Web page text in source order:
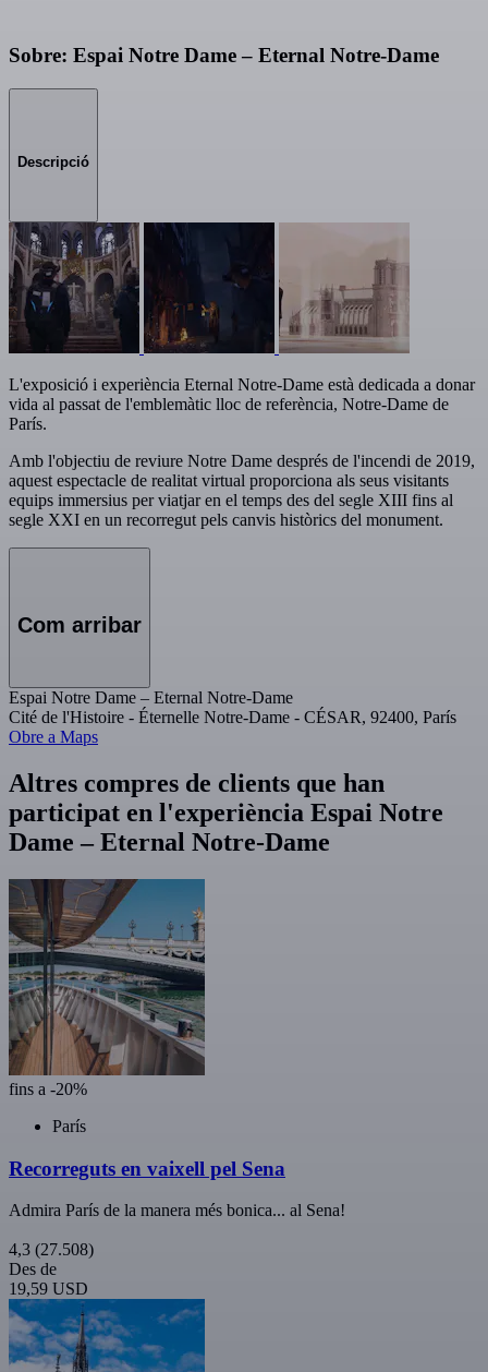
Sobre: Espai Notre Dame – Eternal Notre-Dame
Descripció
L'exposició i experiència Eternal Notre-Dame està dedicada a donar
vida al passat de l'emblemàtic lloc de referència, Notre-Dame de
París.
Amb l'objectiu de reviure Notre Dame després de l'incendi de 2019,
aquest espectacle de realitat virtual proporciona als seus visitants
equips immersius per viatjar en el temps des del segle XIII fins al
segle XXI en un recorregut pels canvis històrics del monument.
Com arribar
Espai Notre Dame – Eternal Notre-Dame
Cité de l'Histoire - Éternelle Notre-Dame - CÉSAR, 92400, París
Obre a Maps
Altres compres de clients que han
participat en l'experiència Espai Notre
Dame – Eternal Notre-Dame
fins a -20%
París
Recorreguts en vaixell pel Sena
Admira París de la manera més bonica... al Sena!
4,3 (27.508)
Des de
19,59 USD